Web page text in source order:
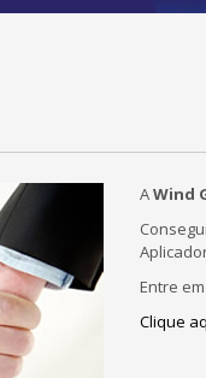
AWind
Entre
Clique